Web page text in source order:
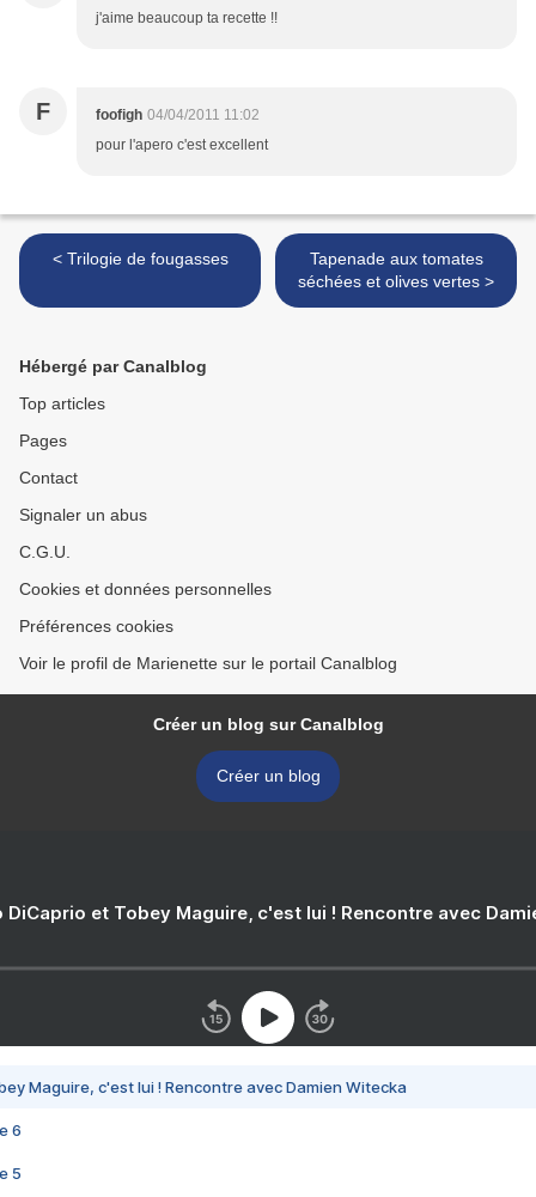
j'aime beaucoup ta recette !!
F foofigh 04/04/2011 11:02
pour l'apero c'est excellent
< Trilogie de fougasses
Tapenade aux tomates
séchées et olives vertes >
Hébergé par Canalblog
Top articles
Pages
Contact
Signaler un abus
C.G.U.
Cookies et données personnelles
Préférences cookies
Voir le profil de Marienette sur le portail Canalblog
Créer un blog sur Canalblog
Créer un blog
DiCaprio et Tobey Maguire, c'est lui ! Rencontre avec
Maguire, c'est lui ! Rencontre avec Damien Witecka
6
5